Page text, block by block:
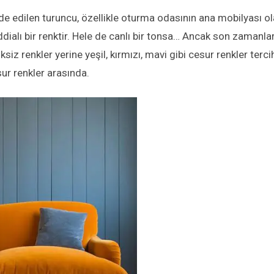
edilen turuncu, özellikle oturma odasının ana mobilyası
bir renktir. Hele de canlı bir tonsa… Ancak son
renkler yerine yeşil, kırmızı, mavi gibi cesur renkler
renkler arasında.